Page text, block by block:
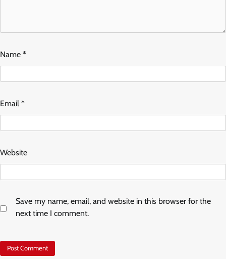
Name *
Email *
Website
Save my name, email, and website in this browser for the
next time I comment.